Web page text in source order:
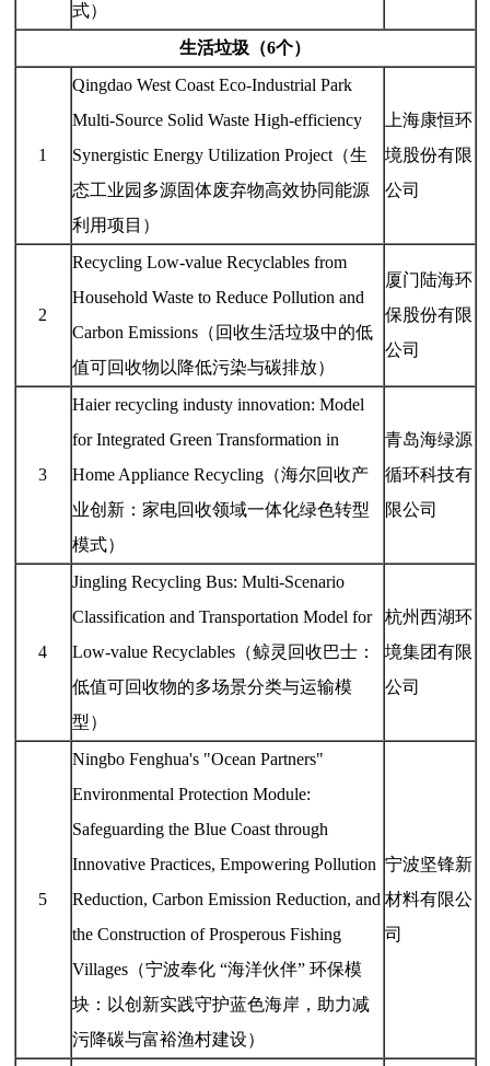
式）
生活垃圾（6个）
1
Qingdao West Coast Eco-Industrial Park
Multi-Source Solid Waste High-efficiency
Synergistic Energy Utilization Project（生
态工业园多源固体废弃物高效协同能源
利用项目）
上海康恒环
境股份有限
公司
2
Recycling Low-value Recyclables from
Household Waste to Reduce Pollution and
Carbon Emissions（回收生活垃圾中的低
值可回收物以降低污染与碳排放）
厦门陆海环
保股份有限
公司
3
Haier recycling industy innovation: Model
for Integrated Green Transformation in
Home Appliance Recycling（海尔回收产
业创新：家电回收领域一体化绿色转型
模式）
青岛海绿源
循环科技有
限公司
4
Jingling Recycling Bus: Multi-Scenario
Classification and Transportation Model for
Low-value Recyclables（鲸灵回收巴士：
低值可回收物的多场景分类与运输模
型）
杭州西湖环
境集团有限
公司
5
Ningbo Fenghua's "Ocean Partners"
Environmental Protection Module:
Safeguarding the Blue Coast through
Innovative Practices, Empowering Pollution
Reduction, Carbon Emission Reduction, and
the Construction of Prosperous Fishing
Villages（宁波奉化 “海洋伙伴” 环保模
块：以创新实践守护蓝色海岸，助力减
污降碳与富裕渔村建设）
宁波坚锋新
材料有限公
司